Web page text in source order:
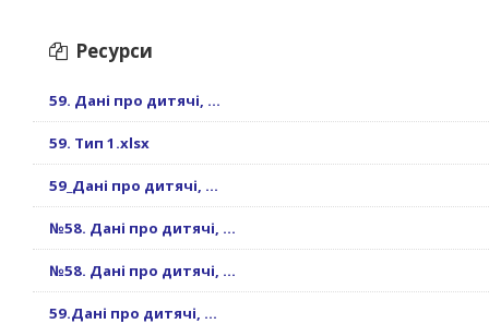
Ресурси
59. Дані про дитячі, ...
59. Тип 1.xlsx
59_Дані про дитячі, ...
№58. Дані про дитячі, ...
№58. Дані про дитячі, ...
59.Дані про дитячі, ...